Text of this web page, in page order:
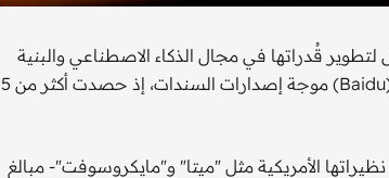
قُدراتها في مجال الذكاء الاصطناعي والبنية
التحتية الرقمية الأخرى. وتصدرت مجموعة "علي بابا" و"تينسنت" و"بايدو" (Baidu) موجة إصدارات السندات، إذ حصدت أكثر من 5
الأمريكية مثل "ميتا" و"مايكروسوفت"- مبالغ